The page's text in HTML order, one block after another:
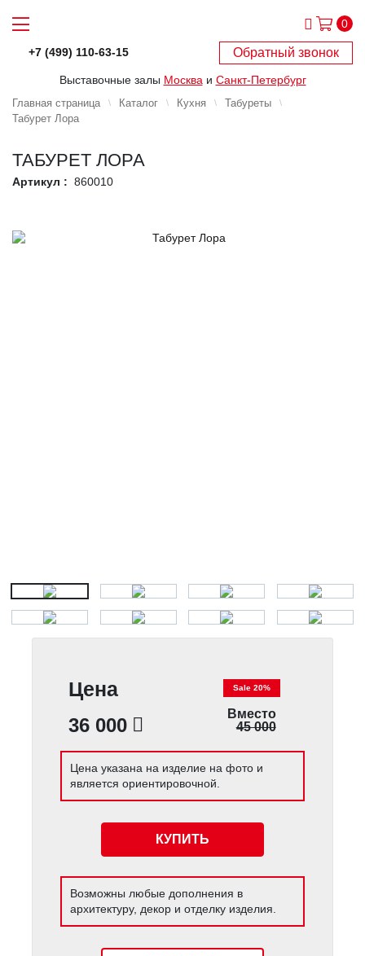
0
+7 (499) 110-63-15 Обратный звонок
Выставочные залы Москва и Санкт-Петербург
Главная страница Каталог Кухня
Табуреты
Табурет Лора
ТАБУРЕТ ЛОРА
Артикул : 860010
Цена
36 000
Sale 20%
Вместо
45 000
Цена указана на изделие на фото и
является ориентировочной.
КУПИТЬ
Возможны любые дополнения в
архитектуру, декор и отделку изделия.